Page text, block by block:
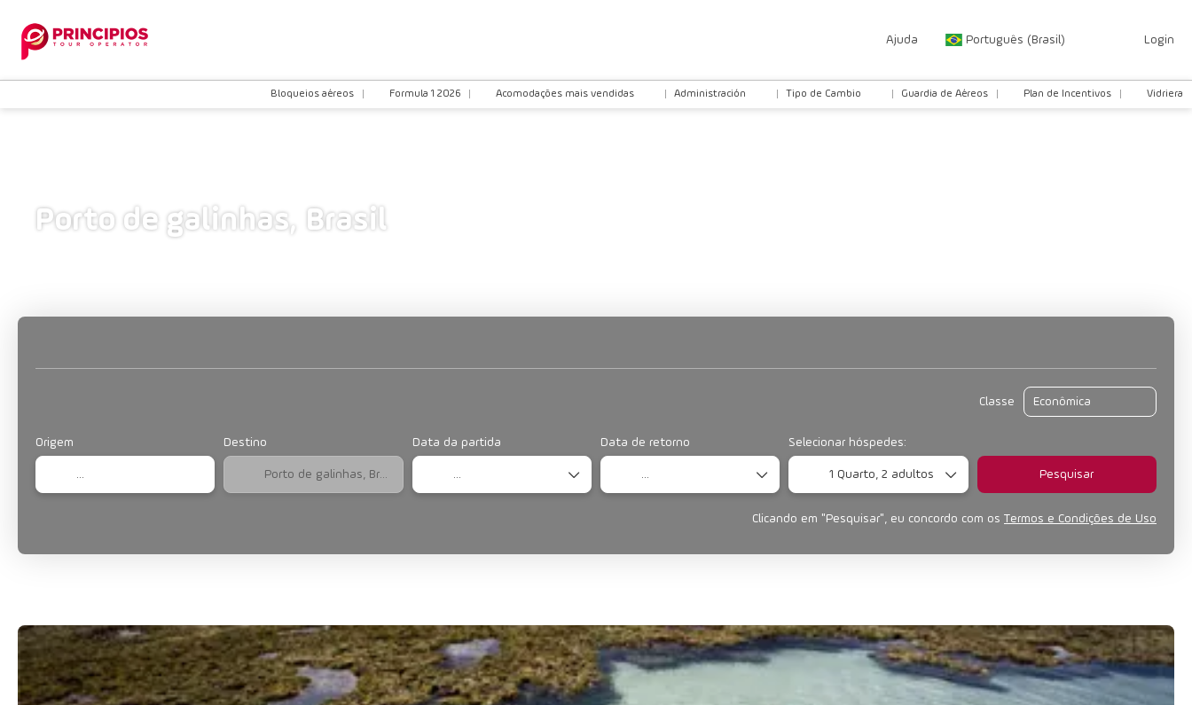
Ajuda Português (Brasil) Login
Bloqueios aéreos Formula 1 2026 Acomodações mais vendidas Administración Tipo de Cambio Guardia de Aéreos Plan de Incentivos Vidriera
Porto de galinhas, Brasil
Classe
Origem Destino Data da partida Data de retorno Selecionar hóspedes:
1 Quarto,2 adultos Pesquisar
Clicando em "Pesquisar", eu concordo com os Termos e Condições de Uso